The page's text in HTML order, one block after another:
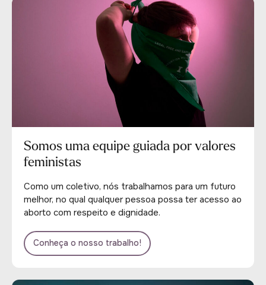
Somos uma equipe guiada por valores
feministas
Como um coletivo, nós trabalhamos para um futuro
melhor, no qual qualquer pessoa possa ter acesso ao
aborto com respeito e dignidade.
Conheça o nosso trabalho!